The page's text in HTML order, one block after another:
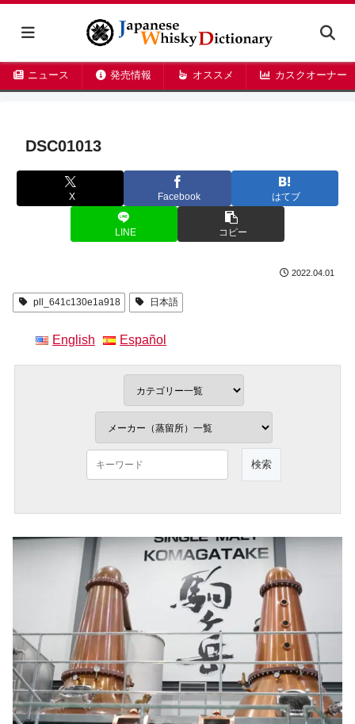
ニュース 発売情報 オススメ カスクオーナー
DSC01013
X Facebook はてブ
LINE コピー
2022.04.01
pll_641c130e1a918 日本語
English Español